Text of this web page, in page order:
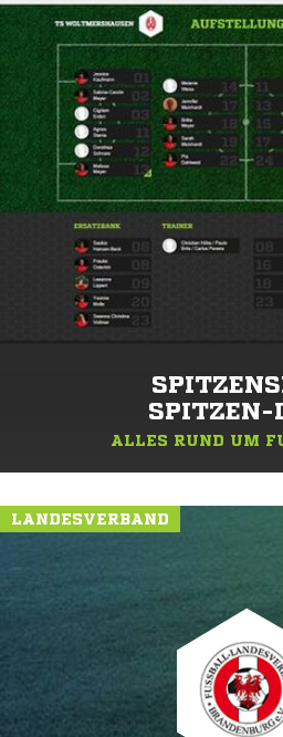
SPITZEN-
ALLES RUND UM
LANDESVERBAND